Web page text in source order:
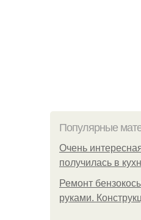
Популярные
Очень
получилась в
Ремонт
руками.